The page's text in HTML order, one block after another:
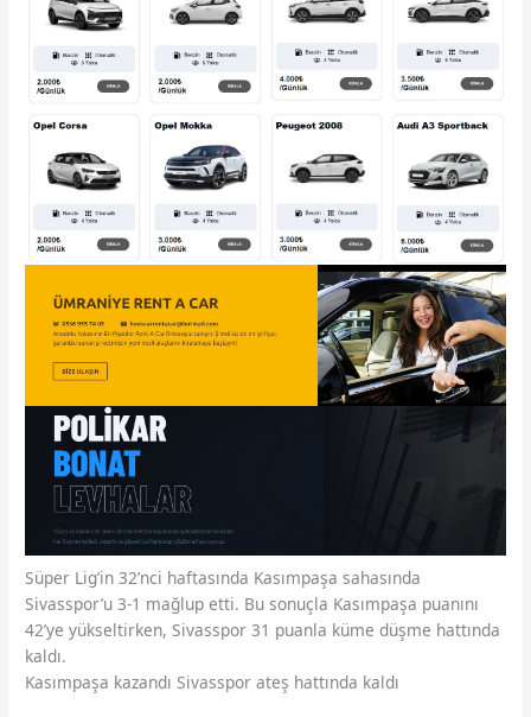
Süper Lig’in 32’nci haftasında Kasımpaşa sahasında
Sivasspor’u 3-1 mağlup etti. Bu sonuçla Kasımpaşa puanını
42’ye yükseltirken, Sivasspor 31 puanla küme düşme hattında
kaldı.
Kasımpaşa kazandı Sivasspor ateş hattında kaldı